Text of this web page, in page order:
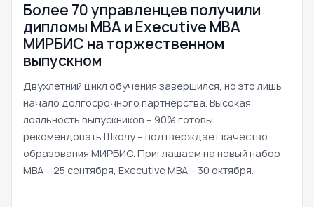
Более 70 управленцев получили
дипломы MBA и Executive MBA
МИРБИС на торжественном
выпускном
Двухлетний цикл обучения завершился, но это лишь
начало долгосрочного партнерства. Высокая
лояльность выпускников – 90% готовы
рекомендовать Школу – подтверждает качество
образования МИРБИС. Приглашаем на новый набор:
MBA – 25 сентября, Executive MBA – 30 октября.